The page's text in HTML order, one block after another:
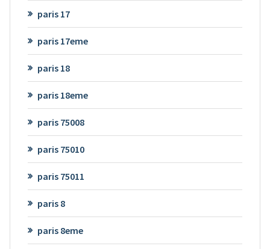
paris 17
paris 17eme
paris 18
paris 18eme
paris 75008
paris 75010
paris 75011
paris 8
paris 8eme